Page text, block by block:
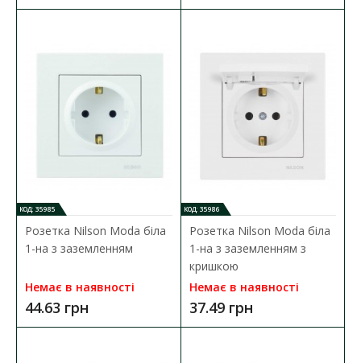
Вимикач Nilson Moda білий 1кл
Вимикач Nilson Moda встановлюється в мережу зі змінною
напругою 220В і номінальним на..
КОД: 35985
Розетка Nilson Moda біла
1-на з заземленням
Немає в наявності
44.63 грн
КОД: 35986
Розетка Nilson Moda біла
1-на з заземленням з
кришкою
Немає в наявності
37.49 грн